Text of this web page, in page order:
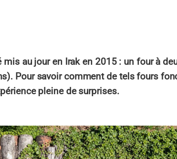
au jour en Irak en 2015 : un four à
Pour savoir comment de tels fours
pleine de surprises.